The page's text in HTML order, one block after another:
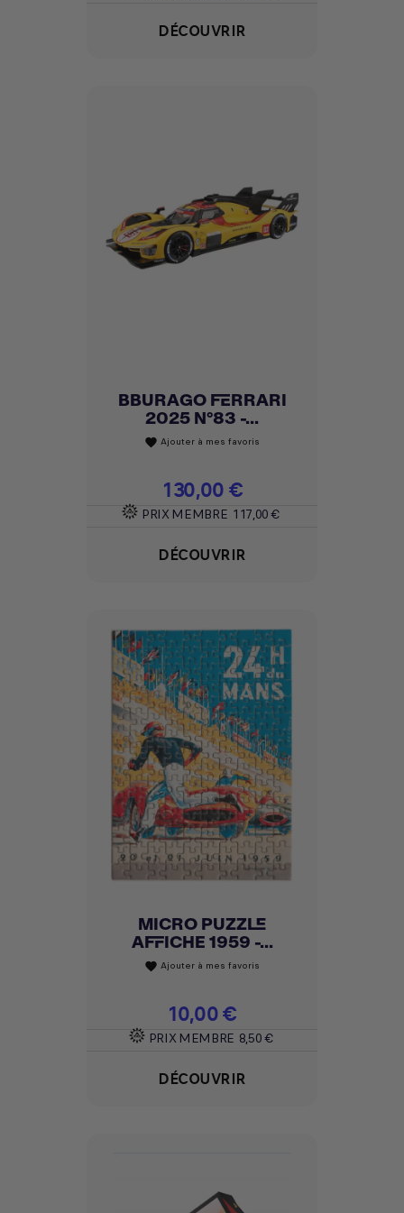
DÉCOUVRIR
BBURAGO FERRARI
2025 N°83 -...
favorite Ajouter à mes favoris
Prix
130,00 €
PRIX MEMBRE 117,00 €
DÉCOUVRIR
MICRO PUZZLE
AFFICHE 1959 -...
favorite Ajouter à mes favoris
Prix
10,00 €
PRIX MEMBRE 8,50 €
DÉCOUVRIR